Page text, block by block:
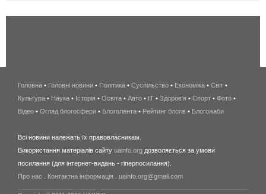
беспроводной
интернет
киев
wimax
в
Головна • Головні новини • Політика • Суспільство • Економіка • Світ •
Культура • Наука • Історія • Освіта • Авто • IT • Здоров'я • Спорт • Фото •
Відео • Огляд блогосфери • Блоголента • Рейтинг блогів • Блогожаби
Всі новини належать їх правовласникам.
Використання матеріалів сайту uainfo.org дозволяється за умови
посилання (для інтернет-видань - гіперпосилання).
Про нас
Контактна інформація uainfo.org@gmail.com